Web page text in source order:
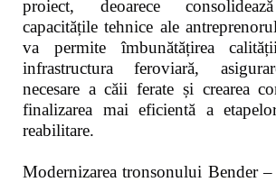
proiect, deoarece
capacitățile tehnice ale
va permite îmbunătățirea
infrastructura feroviară,
necesare a căii ferate și crearea
finalizarea mai eficientă a
reabilitare.
Modernizarea tronsonului Bender –